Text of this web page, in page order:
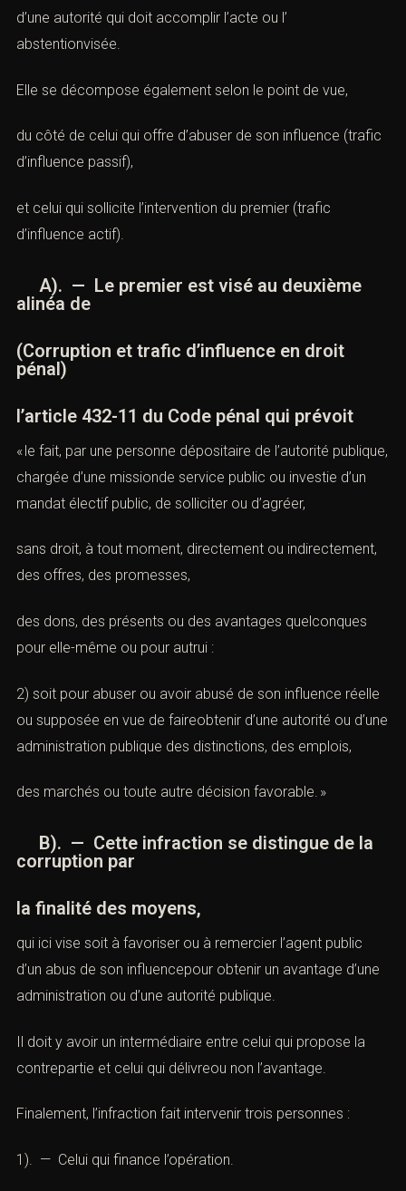
d’une autorité qui doit accomplir l’acte ou l’
abstentionvisée.
Elle se décompose également selon le point de vue,
du côté de celui qui offre d’abuser de son influence (trafic
d’influence passif),
et celui qui sollicite l’intervention du premier (trafic
d’influence actif).
A). — Le premier est visé au deuxième
alinéa de
(Corruption et trafic d’influence en droit
pénal)
l’article 432-11 du Code pénal qui prévoit
« le fait, par une personne dépositaire de l’autorité publique,
chargée d’une missionde service public ou investie d’un
mandat électif public, de solliciter ou d’agréer,
sans droit, à tout moment, directement ou indirectement,
des offres, des promesses,
des dons, des présents ou des avantages quelconques
pour elle-même ou pour autrui :
2) soit pour abuser ou avoir abusé de son influence réelle
ou supposée en vue de faireobtenir d’une autorité ou d’une
administration publique des distinctions, des emplois,
des marchés ou toute autre décision favorable. »
B). — Cette infraction se distingue de la
corruption par
la finalité des moyens,
qui ici vise soit à favoriser ou à remercier l’agent public
d’un abus de son influencepour obtenir un avantage d’une
administration ou d’une autorité publique.
Il doit y avoir un intermédiaire entre celui qui propose la
contrepartie et celui qui délivreou non l’avantage.
Finalement, l’infraction fait intervenir trois personnes :
1). — Celui qui finance l’opération.